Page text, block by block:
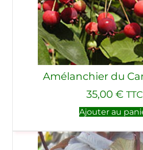
Amélanchier du
35,00 € TTC
Ajouter au